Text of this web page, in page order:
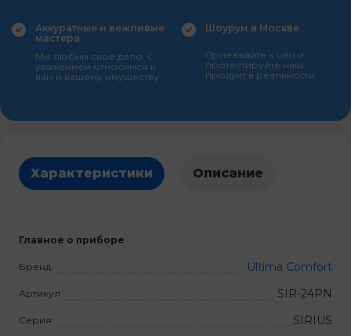
Аккуратные и вежливые
мастера
Мы любим свое дело. С
уважением относимся к
вам и вашему имуществу
Шоурум в Москве
Приезжайте к нам и
протестируйте наш
продукт в реальности
Характеристики Описание
Главное о приборе
Бренд Ultima Comfort
Артикул SIR-24PN
Серия SIRIUS